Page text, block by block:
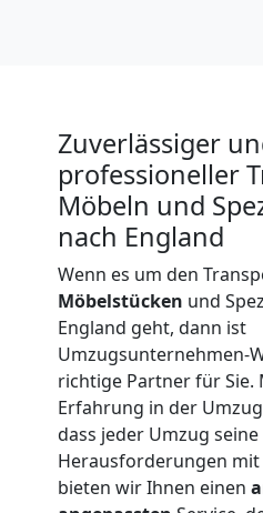
Zuverlässiger
professioneller
Möbeln und
nach England
Wenn es um den
Möbelstücken und
England geht, dann ist
Umzugsunternehmen-
richtige Partner für Sie.
Erfahrung in der
dass jeder Umzug
Herausforderungen
bieten wir Ihnen einen
Wolfsberg
Tragehilfe
Wolfsberg
Kleiner